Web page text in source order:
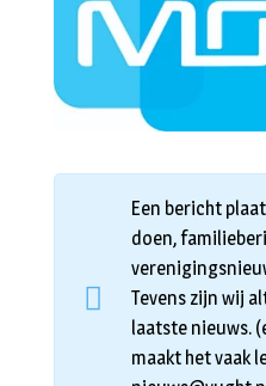
Een bericht
doen,
Tevens zijn wij
laatste nieuws.
maakt het vaak